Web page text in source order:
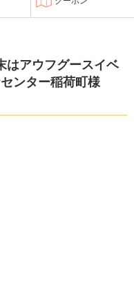
アウフグースイベ
ンター稲荷町様